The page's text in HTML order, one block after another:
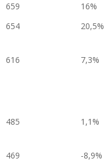
659 16%
654 20,5%
616 7,3%
485 1,1%
469 -8,9%